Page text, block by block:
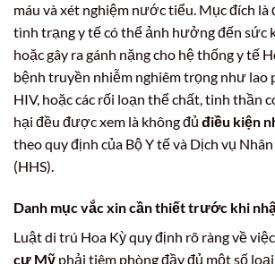
máu và xét nghiệm nước tiểu. Mục đích là
tình trạng y tế có thể ảnh hưởng đến sức
hoặc gây ra gánh nặng cho hệ thống y tế
bệnh truyền nhiễm nghiêm trọng như lao
HIV, hoặc các rối loạn thể chất, tinh thần
hại đều được xem là không đủ điều kiện
theo quy định của Bộ Y tế và Dịch vụ
(HHS).
Danh mục vắc xin cần thiết trước khi
Luật di trú Hoa Kỳ quy định rõ ràng về
cư Mỹ phải tiêm phòng đầy đủ một số